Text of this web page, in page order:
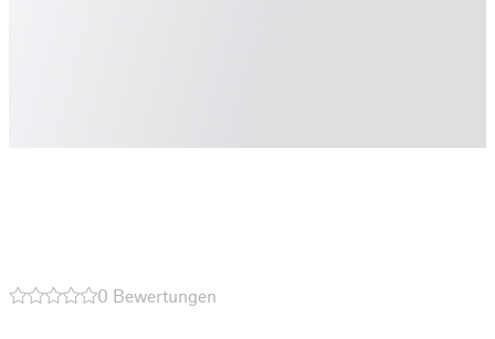
0 Bewertungen